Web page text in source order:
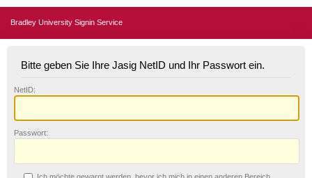
Bradley University Signin Service
Bitte geben Sie Ihre Jasig NetID und Ihr Passwort ein.
NetID:
Passwort: